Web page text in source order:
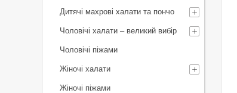
Дитячі махрові халати та пончо
Чоловічі халати – великий вибір
Чоловічі піжами
Жіночі халати
Жіночі піжами